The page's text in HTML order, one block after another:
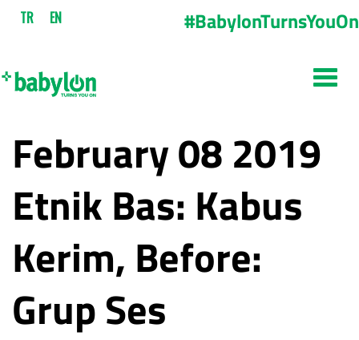
TR EN #BabylonTurnsYouOn
February 08 2019
Etnik Bas: Kabus
Kerim, Before:
Grup Ses